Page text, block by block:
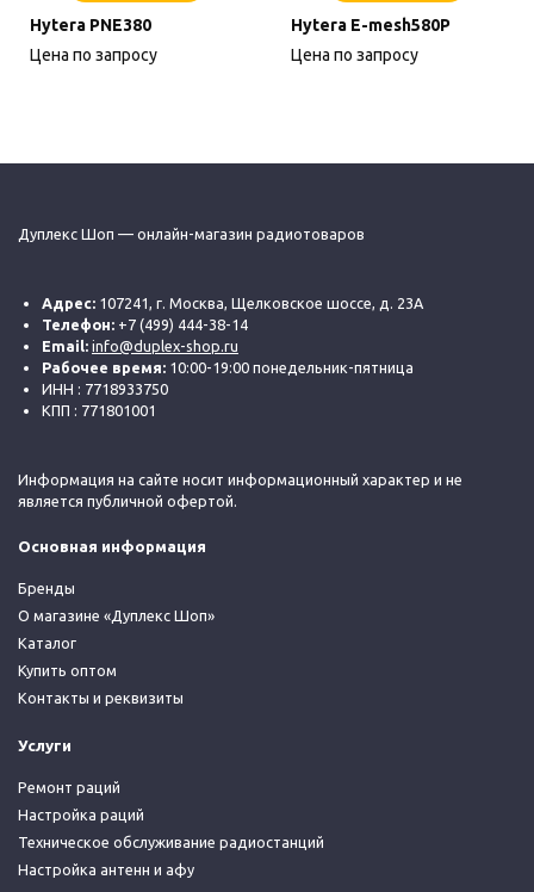
Hytera PNE380
Цена по запросу
Hytera E-mesh580P
Цена по запросу
Дуплекс Шоп — онлайн-магазин радиотоваров
Адрес: 107241, г. Москва, Щелковское шоссе, д. 23А
Телефон: +7 (499) 444-38-14
Email: info@duplex-shop.ru
Рабочее время: 10:00-19:00 понедельник-пятница
ИНН : 7718933750
КПП : 771801001
Информация на сайте носит информационный характер и не
является публичной офертой.
Основная информация
Бренды
О магазине «Дуплекс Шоп»
Каталог
Купить оптом
Контакты и реквизиты
Услуги
Ремонт раций
Настройка раций
Техническое обслуживание радиостанций
Настройка антенн и афу